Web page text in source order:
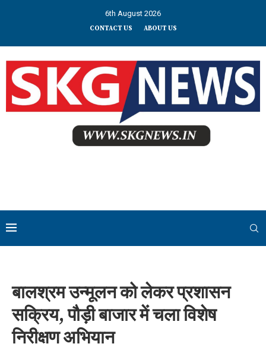
6th August 2026
CONTACT US ABOUT US
बालश्रम उन्मूलन को लेकर प्रशासन
सक्रिय, पौड़ी बाजार में चला विशेष
निरीक्षण अभियान